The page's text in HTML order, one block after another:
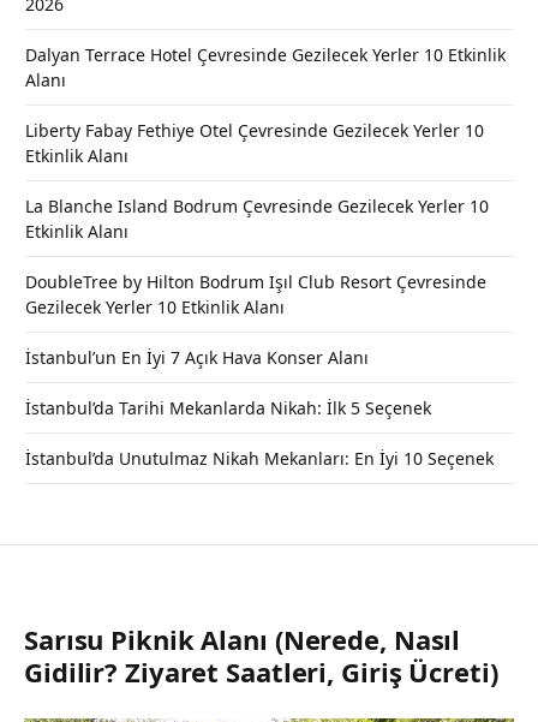
Dalyan Terrace Hotel Çevresinde Gezilecek Yerler 10 Etkinlik
Alanı
Liberty Fabay Fethiye Otel Çevresinde Gezilecek Yerler 10
Etkinlik Alanı
La Blanche Island Bodrum Çevresinde Gezilecek Yerler 10
Etkinlik Alanı
DoubleTree by Hilton Bodrum Işıl Club Resort Çevresinde
Gezilecek Yerler 10 Etkinlik Alanı
İstanbul’un En İyi 7 Açık Hava Konser Alanı
İstanbul’da Tarihi Mekanlarda Nikah: İlk 5 Seçenek
İstanbul’da Unutulmaz Nikah Mekanları: En İyi 10 Seçenek
Sarısu Piknik Alanı (Nerede, Nasıl
Gidilir? Ziyaret Saatleri, Giriş Ücreti)